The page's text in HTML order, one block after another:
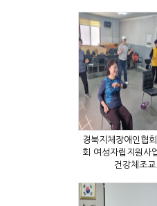
건강체조교..